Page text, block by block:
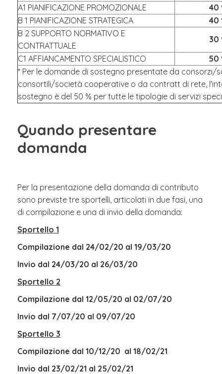
A1 PIANIFICAZIONE PROMOZIONALE
40
B 1 PIANIFICAZIONE STRATEGICA
40
B 2 SUPPORTO NORMATIVO E
CONTRATTUALE
30
C1 AFFIANCAMENTO SPECIALISTICO
50
* Per le domande di sostegno presentate da consorzi/
consortili/società cooperative o da contratt di rete,
sostegno è del 50 % per tutte le tipologie di servizi
Quando presentare
domanda
Per la presentazione della domanda di contributo
sono previste tre sportelli, articolati in due fasi, una
di compilazione e una di invio della domanda:
Sportello 1
Compilazione dal 24/02/20 al 19/03/20
Invio dal 24/03/20 al 26/03/20
Sportello 2
Compilazione dal 12/05/20 al 02/07/20
Invio dal 7/07/20 al 09/07/20
Sportello 3
Compilazione dal 10/12/20 al 18/02/21
Invio dal 23/02/21 al 25/02/21